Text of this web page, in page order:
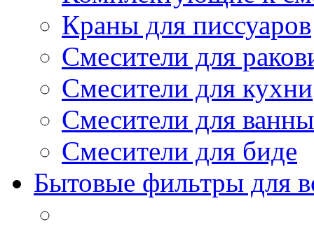
Краны для писсуаров
Смесители для
Смесители для кухни
Смесители для
Смесители для биде
Бытовые фильтры для